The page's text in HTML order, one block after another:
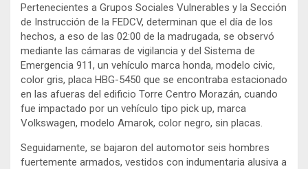
Pertenecientes a Grupos Sociales Vulnerables y la Sección
de Instrucción de la FEDCV, determinan que el día de los
hechos, a eso de las 02:00 de la madrugada, se observó
mediante las cámaras de vigilancia y del Sistema de
Emergencia 911, un vehículo marca honda, modelo civic,
color gris, placa HBG-5450 que se encontraba estacionado
en las afueras del edificio Torre Centro Morazán, cuando
fue impactado por un vehículo tipo pick up, marca
Volkswagen, modelo Amarok, color negro, sin placas.
Seguidamente, se bajaron del automotor seis hombres
fuertemente armados, vestidos con indumentaria alusiva a